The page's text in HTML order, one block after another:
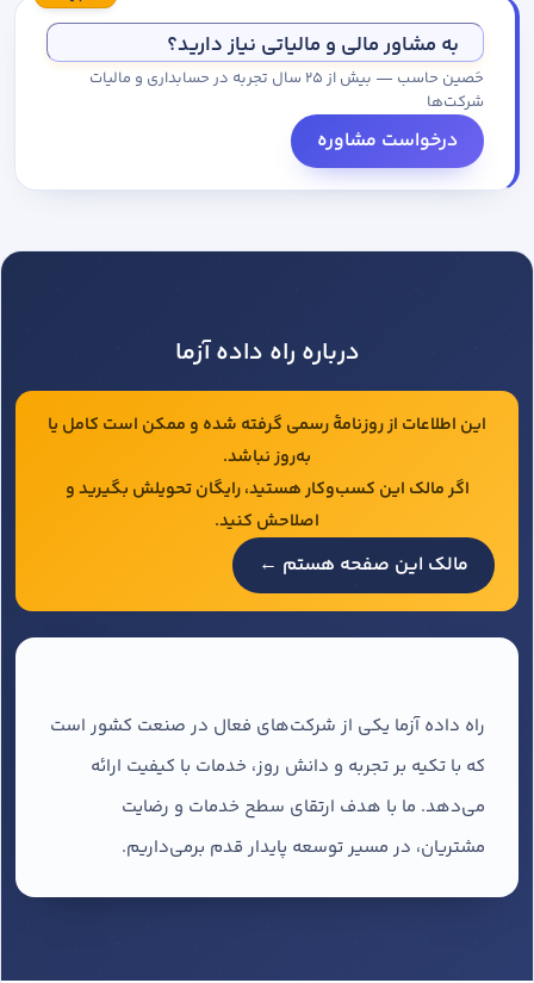
به مشاور مالی و مالیاتی نیاز دارید؟
حَصین حاسب — بیش از ۲۵ سال تجربه در حسابداری و مالیات
شرکت‌ها
درخواست مشاوره
درباره راه داده آزما
این اطلاعات از روزنامهٔ رسمی گرفته شده و ممکن است کامل یا
به‌روز نباشد.
اگر مالک این کسب‌وکار هستید، رایگان تحویلش بگیرید و
اصلاحش کنید.
مالک این صفحه هستم ←
راه داده آزما یکی از شرکت‌های فعال در صنعت کشور است
که با تکیه بر تجربه و دانش روز، خدمات با کیفیت ارائه
می‌دهد. ما با هدف ارتقای سطح خدمات و رضایت
مشتریان، در مسیر توسعه پایدار قدم برمی‌داریم.